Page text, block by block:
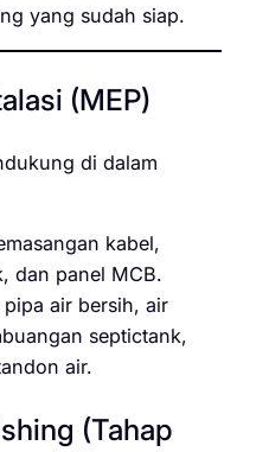
yang sudah siap.
(MEP)
di dalam
kabel,
dan panel MCB.
air bersih, air
septictank,
air.
(Tahap